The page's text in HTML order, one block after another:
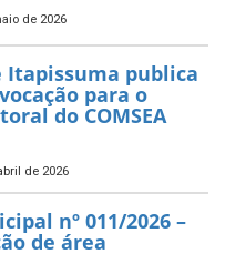
de 2026
Itapissuma publica
para o
do COMSEA
de 2026
nº 011/2026 –
de área